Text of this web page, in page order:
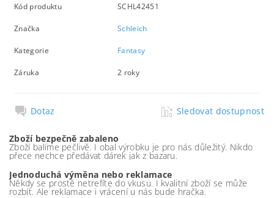
Kód produktu SCHL42451
Značka Schleich
Kategorie Fantasy
Záruka 2 roky
Dotaz Sledovat dostupnost
Zboží bezpečně zabaleno
Zboží balíme pečlivě. I obal výrobku je pro nás důležitý. Nikdo
přece nechce předávat dárek jak z bazaru.
Jednoduchá výměna nebo reklamace
Někdy se prostě netrefíte do vkusu. I kvalitní zboží se může
rozbít. Ale reklamace i vrácení u nás bude hračka.